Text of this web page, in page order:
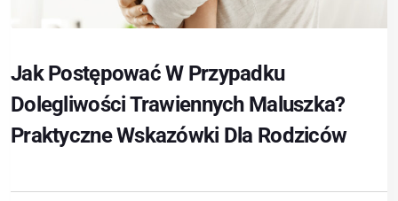
Jak Postępować W Przypadku
Dolegliwości Trawiennych Maluszka?
Praktyczne Wskazówki Dla Rodziców